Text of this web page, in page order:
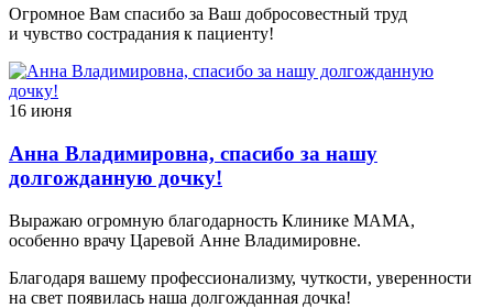
Огромное Вам спасибо за Ваш добросовестный труд
и чувство сострадания к пациенту!
16 июня
Анна Владимировна, спасибо за нашу
долгожданную дочку!
Выражаю огромную благодарность Клинике МАМА,
особенно врачу Царевой Анне Владимировне.
Благодаря вашему профессионализму, чуткости, уверенности
на свет появилась наша долгожданная дочка!